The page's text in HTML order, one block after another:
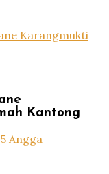
Karangmukti
Kantong
Angga